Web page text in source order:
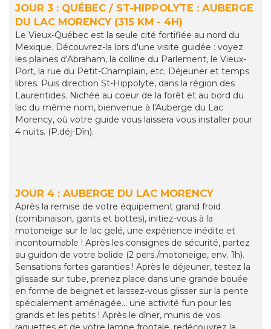
JOUR 3 : QUÉBEC / ST-HIPPOLYTE : AUBERGE
DU LAC MORENCY (315 KM - 4H)
Le Vieux-Québec est la seule cité fortifiée au nord du
Mexique. Découvrez-la lors d'une visite guidée : voyez
les plaines d'Abraham, la colline du Parlement, le Vieux-
Port, la rue du Petit-Champlain, etc. Déjeuner et temps
libres. Puis direction St-Hippolyte, dans la région des
Laurentides. Nichée au coeur de la forêt et au bord du
lac du même nom, bienvenue à l'Auberge du Lac
Morency, où votre guide vous laissera vous installer pour
4 nuits. (P.déj-Dîn).
JOUR 4 : AUBERGE DU LAC MORENCY
Après la remise de votre équipement grand froid
(combinaison, gants et bottes), initiez-vous à la
motoneige sur le lac gelé, une expérience inédite et
incontournable ! Après les consignes de sécurité, partez
au guidon de votre bolide (2 pers./motoneige, env. 1h).
Sensations fortes garanties ! Après le déjeuner, testez la
glissade sur tube, prenez place dans une grande bouée
en forme de beignet et laissez-vous glisser sur la pente
spécialement aménagée... une activité fun pour les
grands et les petits ! Après le dîner, munis de vos